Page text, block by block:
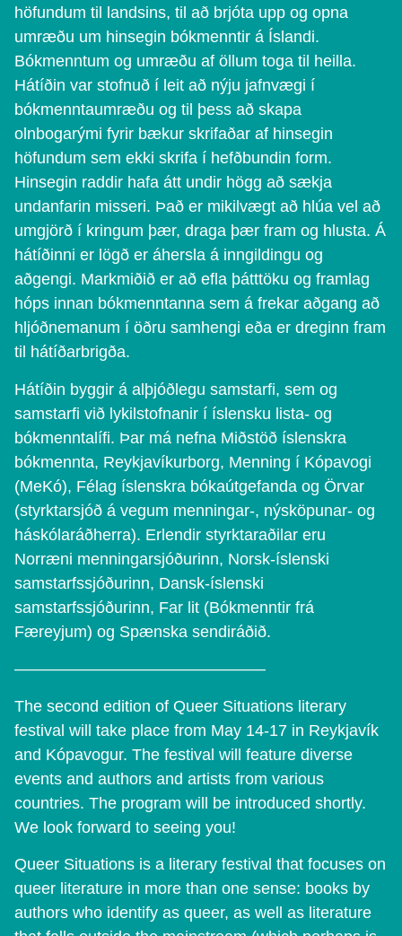
höfundum til landsins, til að brjóta upp og opna
umræðu um hinsegin bókmenntir á Íslandi.
Bókmenntum og umræðu af öllum toga til heilla.
Hátíðin var stofnuð í leit að nýju jafnvægi í
bókmenntaumræðu og til þess að skapa
olnbogarými fyrir bækur skrifaðar af hinsegin
höfundum sem ekki skrifa í hefðbundin form.
Hinsegin raddir hafa átt undir högg að sækja
undanfarin misseri. Það er mikilvægt að hlúa vel að
umgjörð í kringum þær, draga þær fram og hlusta. Á
hátíðinni er lögð er áhersla á inngildingu og
aðgengi. Markmiðið er að efla þátttöku og framlag
hóps innan bókmenntanna sem á frekar aðgang að
hljóðnemanum í öðru samhengi eða er dreginn fram
til hátíðarbrigða.
Hátíðin byggir á alþjóðlegu samstarfi, sem og
samstarfi við lykilstofnanir í íslensku lista- og
bókmenntalífi. Þar má nefna Miðstöð íslenskra
bókmennta, Reykjavíkurborg, Menning í Kópavogi
(MeKó), Félag íslenskra bókaútgefanda og Örvar
(styrktarsjóð á vegum menningar-, nýsköpunar- og
háskólaráðherra). Erlendir styrktaraðilar eru
Norræni menningarsjóðurinn, Norsk-íslenski
samstarfssjóðurinn, Dansk-íslenski
samstarfssjóðurinn, Far lit (Bókmenntir frá
Færeyjum) og Spænska sendiráðið.
———————————————–
The second edition of Queer Situations literary
festival will take place from May 14-17 in Reykjavík
and Kópavogur. The festival will feature diverse
events and authors and artists from various
countries. The program will be introduced shortly.
We look forward to seeing you!
Queer Situations is a literary festival that focuses on
queer literature in more than one sense: books by
authors who identify as queer, as well as literature